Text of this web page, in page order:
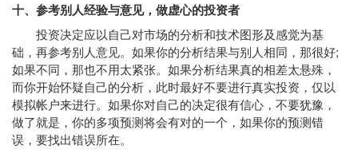
十、参考别人经验与意见，做虚心的投资者
投资决定应以自己对市场的分析和技术图形及感觉为基
础，再参考别人意见。如果你的分析结果与别人相同，那很好;
如果不同，那也不用太紧张。如果分析结果真的相差太悬殊，
而你开始怀疑自己的分析，此时最好不要进行真实投资，仅以
模拟帐户来进行。如果你对自己的决定很有信心，不要犹豫，
做了就是，你的多项预测将会有对的一个，如果你的预测错
误，要找出错误所在。